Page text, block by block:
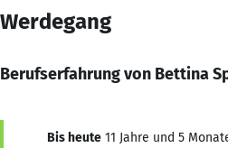
Werdegang
Berufserfahrung von Bettina
Bis heute 11 Jahre und 5